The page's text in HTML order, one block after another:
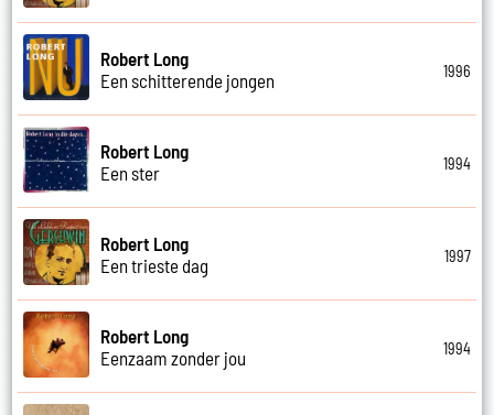
Robert Long
Een schitterende jongen
1996
Robert Long
Een ster
1994
Robert Long
Een trieste dag
1997
Robert Long
Eenzaam zonder jou
1994